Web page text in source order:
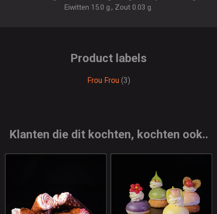
Eiwitten 15.0 g., Zout 0.03 g.
Product labels
Frou Frou (3)
Klanten die dit kochten, kochten ook..